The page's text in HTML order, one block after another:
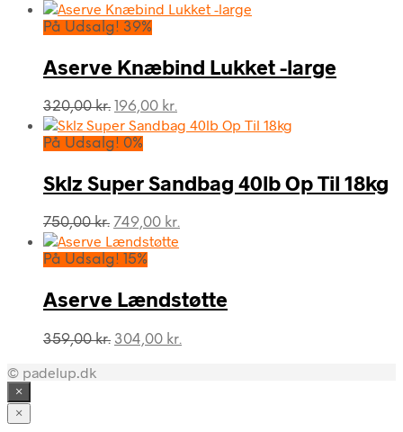
oprindelige
pris
169,00 kr..
aktuelle
103,00 kr..
På Udsalg! 39%
Aserve Knæbind Lukket -large
320,00kr. Den
oprindelige
pris
320,00 kr..
196,00 kr.
aktuelle
196,00 kr..
På Udsalg! 0%
Sklz Super Sandbag 40lb Op Til 18kg
750,00kr. Den
oprindelige
pris
750,00 kr..
749,00 kr.
749,00 kr..
På Udsalg! 15%
Aserve Lændstøtte
359,00kr. Den
304,00 kr.
© padelup.dk
×
×